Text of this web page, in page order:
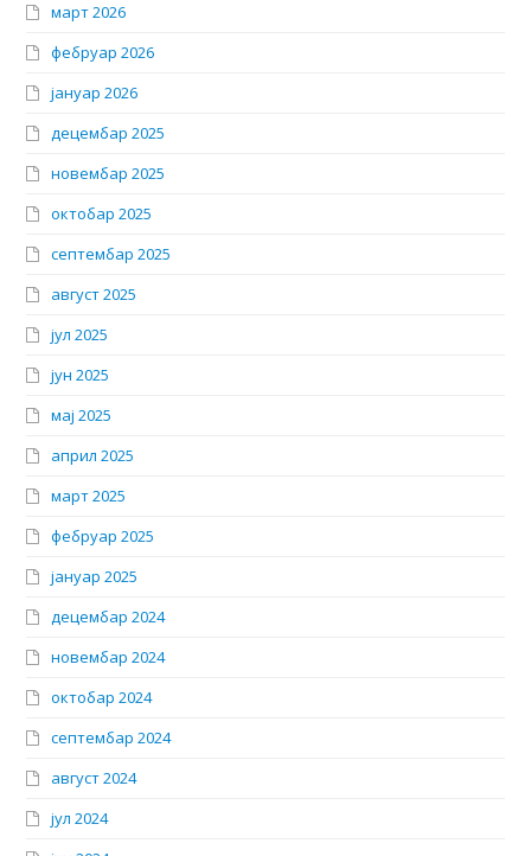
март 2026
фебруар 2026
јануар 2026
децембар 2025
новембар 2025
октобар 2025
септембар 2025
август 2025
јул 2025
јун 2025
мај 2025
април 2025
март 2025
фебруар 2025
јануар 2025
децембар 2024
новембар 2024
октобар 2024
септембар 2024
август 2024
јул 2024